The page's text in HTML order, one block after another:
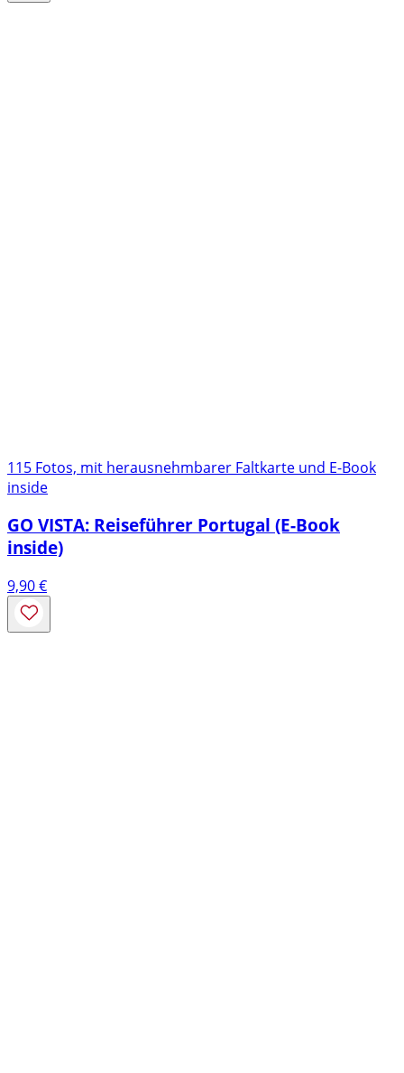
115 Fotos, mit herausnehmbarer Faltkarte und E-Book
inside
GO VISTA: Reiseführer Portugal (E-Book
inside)
9,90€